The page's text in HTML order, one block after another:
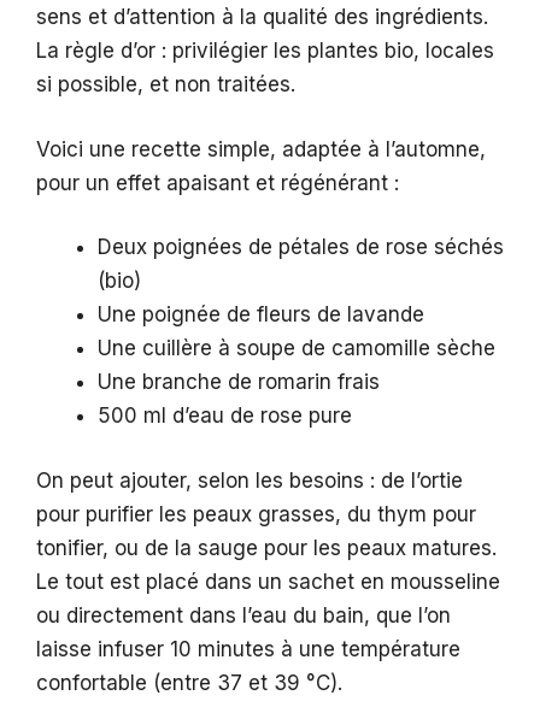
sens et d’attention à la qualité des ingrédients.
La règle d’or : privilégier les plantes bio, locales
si possible, et non traitées.
Voici une recette simple, adaptée à l’automne,
pour un effet apaisant et régénérant :
Deux poignées de pétales de rose séchés
(bio)
Une poignée de fleurs de lavande
Une cuillère à soupe de camomille sèche
Une branche de romarin frais
500 ml d’eau de rose pure
On peut ajouter, selon les besoins : de l’ortie
pour purifier les peaux grasses, du thym pour
tonifier, ou de la sauge pour les peaux matures.
Le tout est placé dans un sachet en mousseline
ou directement dans l’eau du bain, que l’on
laisse infuser 10 minutes à une température
confortable (entre 37 et 39 °C).